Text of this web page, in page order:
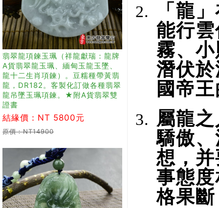
翡翠龍項鍊玉珮（祥龍獻瑞：龍牌
A貨翡翠龍玉珮、緬甸玉龍玉墜、
龍十二生肖項鍊）。豆糯種帶黃翡
龍，DR182。客製化訂做各種翡翠
龍吊墜玉珮項鍊。★附A貨翡翠雙
證書
結緣價：NT 5800元
原價：NT14900
「龍
能行
霧、
潛伏
國帝
屬龍
驕傲
想，
事態
格果